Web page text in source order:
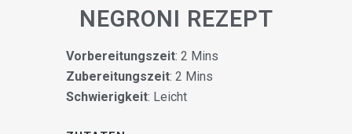
NEGRONI REZEPT
Vorbereitungszeit: 2 Mins
Zubereitungszeit: 2 Mins
Schwierigkeit: Leicht